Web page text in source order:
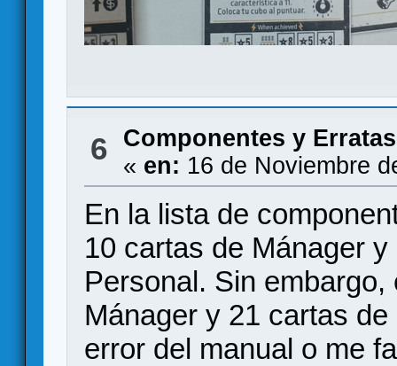
6 Componentes y Erratas
« en: 16 de Noviembre
En la lista de
10 cartas de Mánager
Personal. Sin
Mánager y 21 cartas
error del manual o me